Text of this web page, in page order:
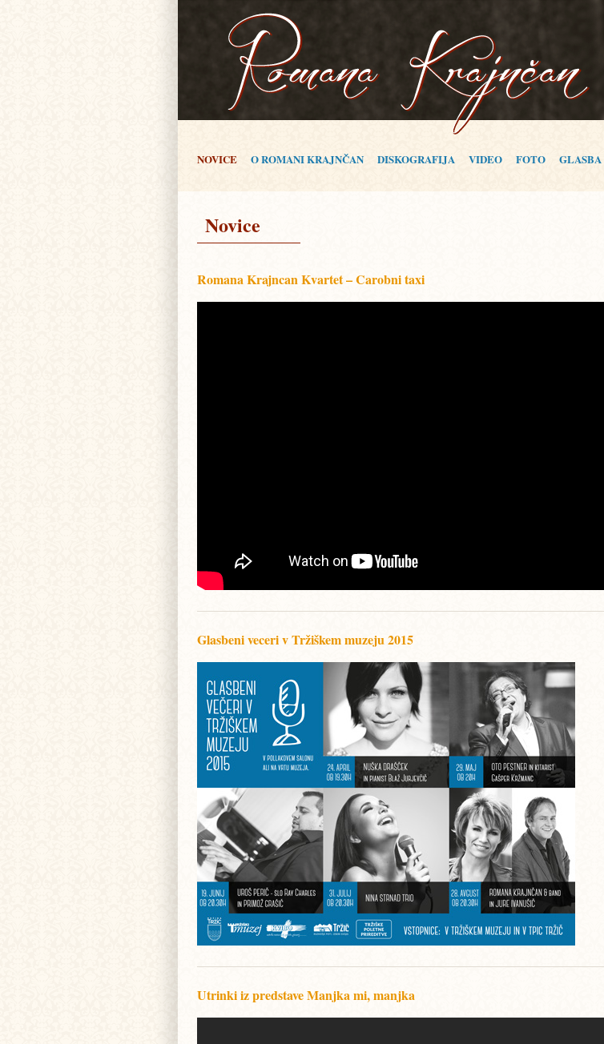
NOVICE O ROMANI KRAJNČAN DISKOGRAFIJA VIDEO FOTO GLASBA
Novice
Romana Krajncan Kvartet – Carobni taxi
Glasbeni veceri v Tržiškem muzeju 2015
Utrinki iz predstave Manjka mi, manjka